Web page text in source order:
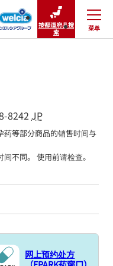
按都道府县搜
索
菜单
关闭
8242 JP
药等部分商品的销售时间与
不同。 使用前请检查。
网上预约处方